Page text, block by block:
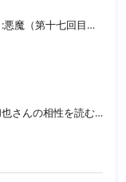
魂の成長を読むタロット:悪魔（第十七回目）｜大阪・箕面占いスクールラブアンドライト
田中みな実さんと亀梨和也さんの相性を読む｜大阪・箕面占いスクールラブアンドライト